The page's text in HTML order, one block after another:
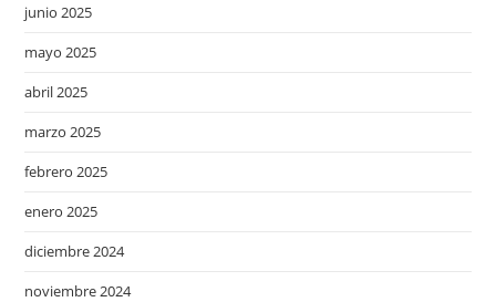
junio 2025
mayo 2025
abril 2025
marzo 2025
febrero 2025
enero 2025
diciembre 2024
noviembre 2024